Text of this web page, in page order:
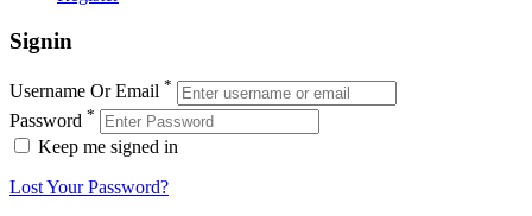
Signin
Username Or Email *
Password *
Keep me signed in
Lost Your Password?